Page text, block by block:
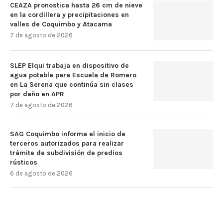
CEAZA pronostica hasta 26 cm de nieve
en la cordillera y precipitaciones en
valles de Coquimbo y Atacama
7 de agosto de 2026
SLEP Elqui trabaja en dispositivo de
agua potable para Escuela de Romero
en La Serena que continúa sin clases
por daño en APR
7 de agosto de 2026
SAG Coquimbo informa el inicio de
terceros autorizados para realizar
trámite de subdivisión de predios
rústicos
6 de agosto de 2026